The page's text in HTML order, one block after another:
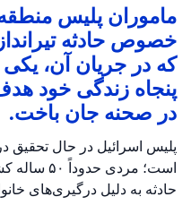
ماموران پلیس
خصوص حادثه
که در جریان آن،
پنجاه زندگی خود
در صحنه جان باخت.
پلیس اسرائیل در حال تحقیق
است؛ مردی
حادثه به دلیل درگیری‌های